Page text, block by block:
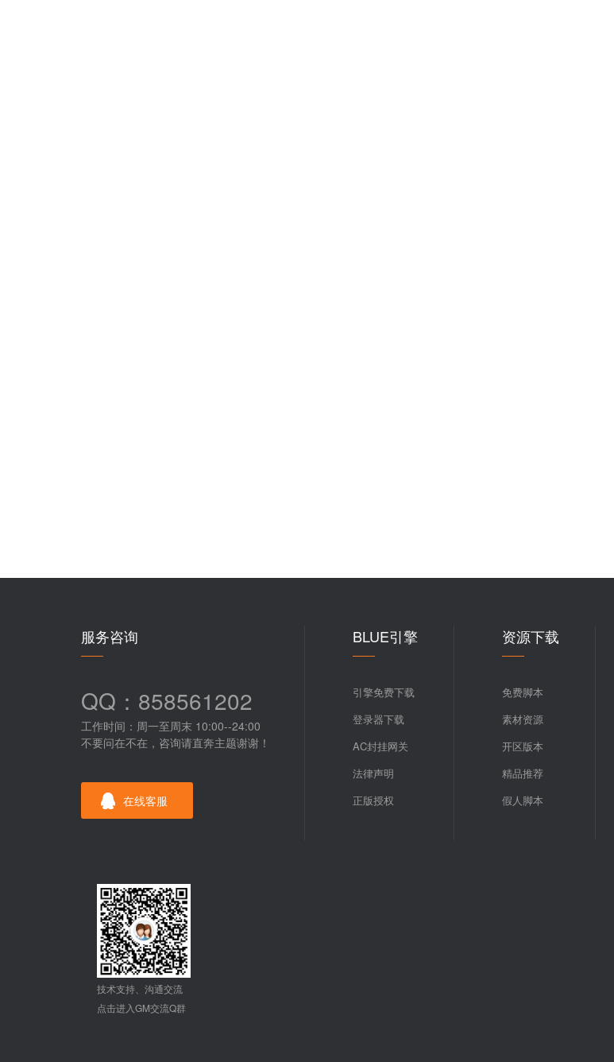
服务咨询
QQ：858561202
工作时间：周一至周末 10:00--24:00
不要问在不在，咨询请直奔主题谢谢！
在线客服
BLUE引擎
引擎免费下载
登录器下载
AC封挂网关
法律声明
正版授权
资源下载
免费脚本
素材资源
开区版本
精品推荐
假人脚本
技术支持、沟通交流
点击进入GM交流Q群